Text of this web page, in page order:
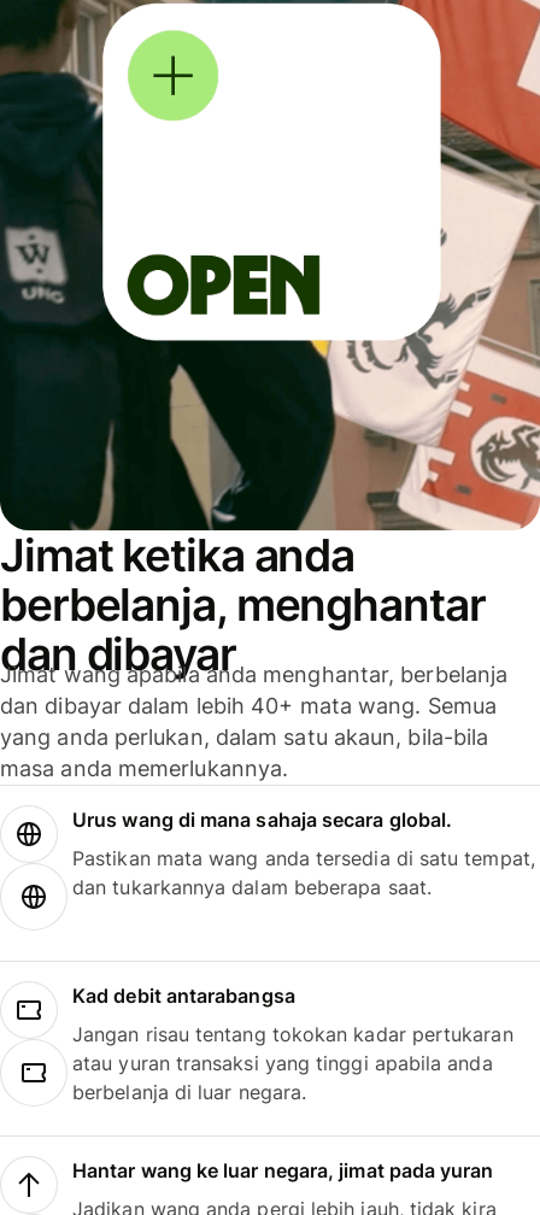
Jimat ketika anda
berbelanja, menghantar
dan dibayar
Jimat wang apabila anda menghantar, berbelanja
dan dibayar dalam lebih 40+ mata wang. Semua
yang anda perlukan, dalam satu akaun, bila-bila
masa anda memerlukannya.
Urus wang di mana sahaja secara global.
Pastikan mata wang anda tersedia di satu tempat,
dan tukarkannya dalam beberapa saat.
Kad debit antarabangsa
Jangan risau tentang tokokan kadar pertukaran
atau yuran transaksi yang tinggi apabila anda
berbelanja di luar negara.
Hantar wang ke luar negara, jimat pada yuran
Jadikan wang anda pergi lebih jauh, tidak kira